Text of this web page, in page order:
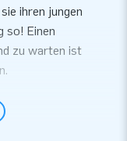
ihren jungen
so! Einen
zu warten ist
sodass Sie Ihren